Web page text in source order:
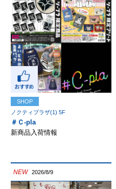
SHOP
ノクティプラザ(1) 5F
＃Ｃ-pla
新商品入荷情報
NEW 2026/8/9